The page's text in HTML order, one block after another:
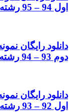
اول 94 – 95 رشته حسابداری
دوم 93 – 94 رشته حسابداری
اول 92 – 93 رشته حسابداری